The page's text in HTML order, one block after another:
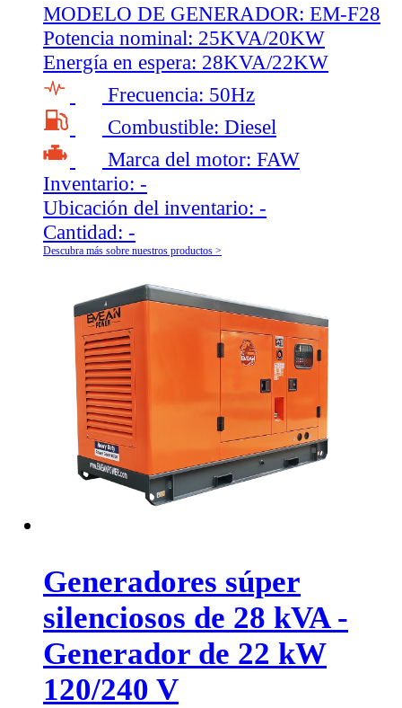
MODELO DE GENERADOR: EM-F28
Potencia nominal: 25KVA/20KW
Energía en espera: 28KVA/22KW
Frecuencia: 50Hz
Combustible: Diesel
Marca del motor: FAW
Inventario: -
Ubicación del inventario: -
Cantidad: -
Descubra más sobre nuestros productos >
Generadores súper
silenciosos de 28 kVA -
Generador de 22 kW
120/240 V